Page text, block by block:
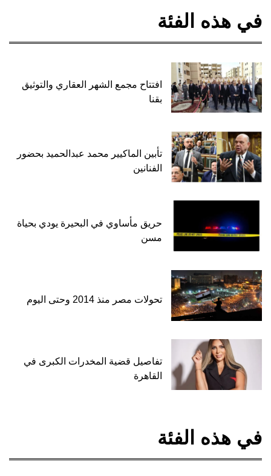
في هذه الفئة
افتتاح مجمع الشهر العقاري والتوثيق
بقنا
تأبين الماكيير محمد عبدالحميد بحضور
الفنانين
حريق مأساوي في البحيرة يودي بحياة
مسن
تحولات مصر منذ 2014 وحتى اليوم
تفاصيل قضية المخدرات الكبرى في
القاهرة
في هذه الفئة